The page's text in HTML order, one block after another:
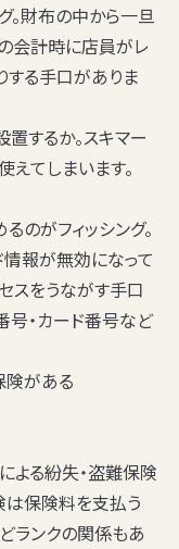
。財布の中から一旦
会計時に店員がレ
する手口がありま
するか。スキマー
えてしまいます。
のがフィッシング。
情報が無効になって
スをうながす手口
号・カード番号など
険がある
よる紛失・盗難保険
は保険料を支払う
ランクの関係もあ